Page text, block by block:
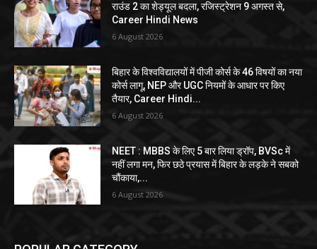
राउंड 2 का शेड्यूल बदला, रजिस्ट्रेशन 9 अगस्त से,
Career Hindi News
6 August 2026
बिहार के विश्वविद्यालयों में पीजी कोर्स के 46 विषयों का नया
कोर्स लागू, NEP और UGC नियमों के आधार पर किए
तैयार, Career Hindi...
6 August 2026
NEET : MBBS के लिए 5 बार लिया ड्रॉप, BVSc में
नहीं लगा मन, फिर छठे प्रयास में बिहार के लड़के ने सबको
चौंकाया,...
6 August 2026